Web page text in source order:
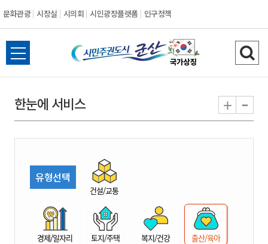
문화관광 시장실 시의회 시민광장플랫폼 인구정책
시
민
권
시
전
체
뉴
열
검
색
기
한눈에 서비스 + -
유형선택
건설/교통
경제/일자리 토지/주택 복지/건강 출산/육아